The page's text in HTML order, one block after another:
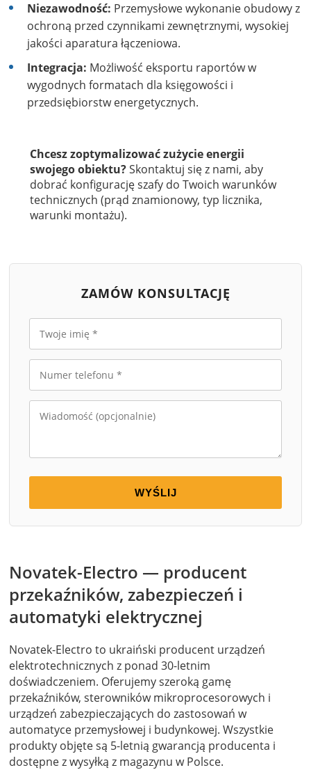
Niezawodność: Przemysłowe wykonanie obudowy z
ochroną przed czynnikami zewnętrznymi, wysokiej
jakości aparatura łączeniowa.
Integracja: Możliwość eksportu raportów w
wygodnych formatach dla księgowości i
przedsiębiorstw energetycznych.
Chcesz zoptymalizować zużycie energii
swojego obiektu?Skontaktuj się z nami, aby
dobrać konfigurację szafy do Twoich warunków
technicznych (prąd znamionowy, typ licznika,
warunki montażu).
ZAMÓW KONSULTACJĘ
WYŚLIJ
Novatek-Electro — producent
przekaźników, zabezpieczeń i
automatyki elektrycznej
Novatek-Electro to ukraiński producent urządzeń
elektrotechnicznych z ponad 30-letnim
doświadczeniem. Oferujemy szeroką gamę
przekaźników, sterowników mikroprocesorowych i
urządzeń zabezpieczających do zastosowań w
automatyce przemysłowej i budynkowej. Wszystkie
produkty objęte są 5-letnią gwarancją producenta i
dostępne z wysyłką z magazynu w Polsce.